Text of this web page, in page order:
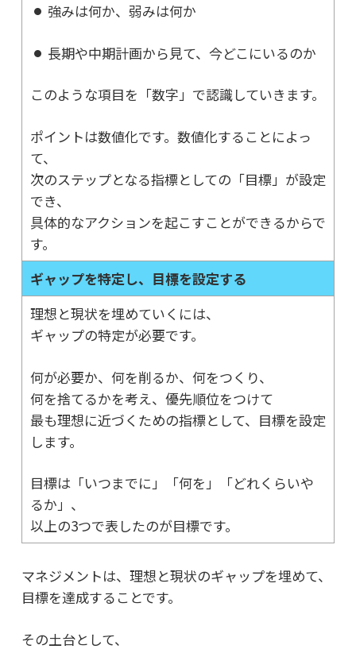
強みは何か、弱みは何か
長期や中期計画から見て、今どこにいるのか
このような項目を「数字」で認識していきます。
ポイントは数値化です。数値化することによっ
て、
次のステップとなる指標としての「目標」が設定
でき、
具体的なアクションを起こすことができるからで
す。
ギャップを特定し、目標を設定する
理想と現状を埋めていくには、
ギャップの特定が必要です。
何が必要か、何を削るか、何をつくり、
何を捨てるかを考え、優先順位をつけて
最も理想に近づくための指標として、目標を設定
します。
目標は「いつまでに」「何を」「どれくらいや
るか」、
以上の3つで表したのが目標です。
マネジメントは、理想と現状のギャップを埋めて、
目標を達成することです。
その土台として、